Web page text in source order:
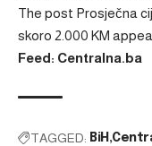
The post Prosječna
skoro 2.000 KM
Feed: Centralna.ba
TAGGED: BiH